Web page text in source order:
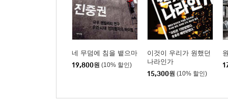
네 무덤에 침을 뱉으마
19,800원 (10% 할인)
이것이 우리가 원했던
나라인가
15,300원 (10% 할인)